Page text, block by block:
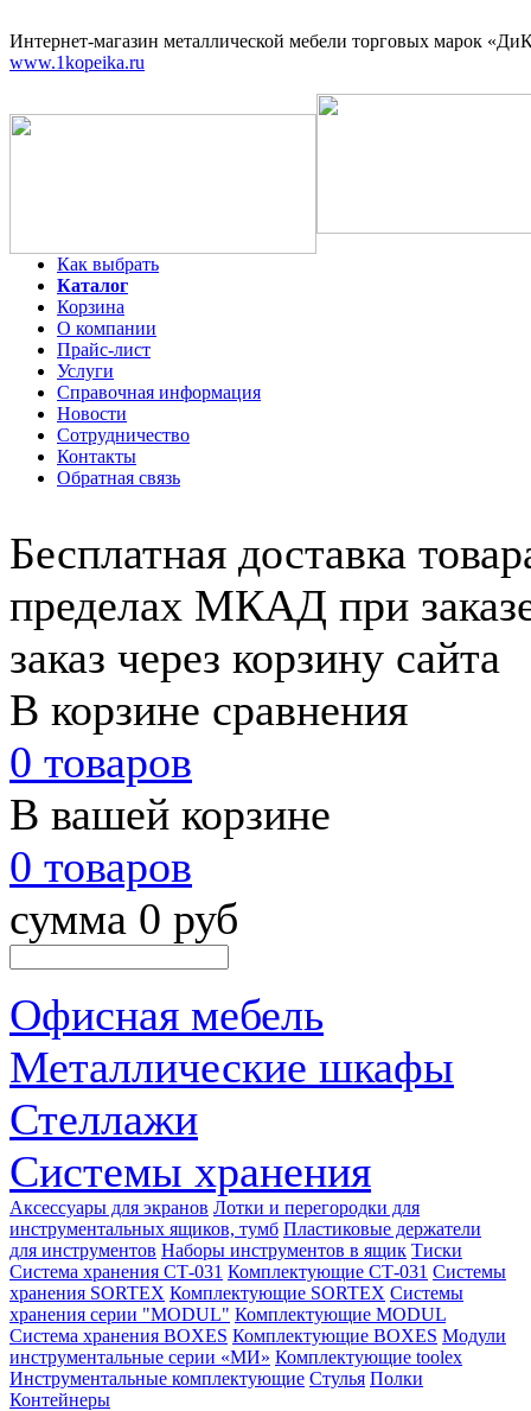
Интернет-магазин металлической мебели торговых марок
www.1kopeika.ru
Как выбрать
Каталог
Корзина
О компании
Прайс-лист
Услуги
Справочная информация
Новости
Сотрудничество
Контакты
Обратная связь
Бесплатная доставка
пределах МКАД при
заказ через корзину сайта
В корзине сравнения
0 товаров
В вашей корзине
0 товаров
сумма 0 руб
Офисная мебель
Металлические шкафы
Стеллажи
Системы хранения
Аксессуары для экранов Лотки и перегородки для
инструментальных ящиков, тумб Пластиковые держатели
для инструментов Наборы инструментов в ящик Тиски
Система хранения СТ-031 Комплектующие СТ-031 Системы
хранения SORTEX Комплектующие SORTEX Системы
хранения серии "MODUL" Комплектующие MODUL
Система хранения BOXES Комплектующие BOXES Модули
инструментальные серии «МИ» Комплектующие toolex
Инструментальные комплектующие Стулья Полки
Контейнеры